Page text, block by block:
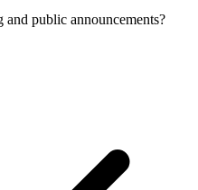
public announcements?